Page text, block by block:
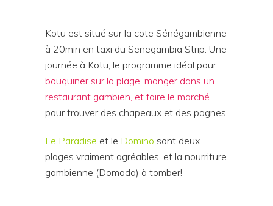
Kotu est situé sur la cote Sénégambienne
à 20min en taxi du Senegambia Strip. Une
journée à Kotu, le programme idéal pour
bouquiner sur la plage, manger dans un
restaurant gambien, et faire le marché
pour trouver des chapeaux et des pagnes.
Le Paradise et le Domino sont deux
plages vraiment agréables, et la nourriture
gambienne (Domoda) à tomber!